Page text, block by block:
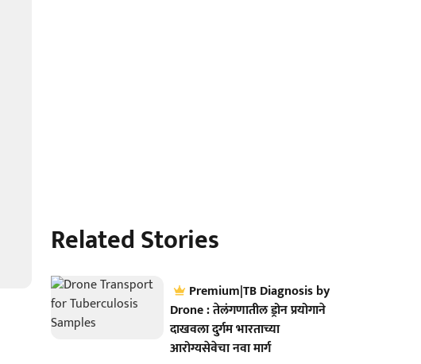
Related Stories
Premium|TB Diagnosis by
Drone : तेलंगणातील ड्रोन प्रयोगाने
दाखवला दुर्गम भारताच्या
आरोग्यसेवेचा नवा मार्ग